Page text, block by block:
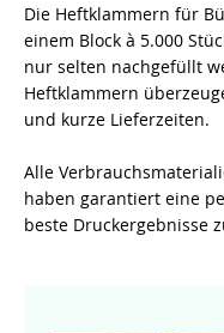
Die Heftklammern für
einem Block à 5.000
nur selten nachgefüllt
Heftklammern
und kurze Lieferzeiten.
Alle
haben garantiert eine
beste Druckergebnisse